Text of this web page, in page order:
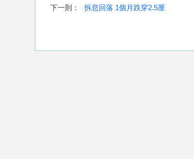
下一則： 拆息回落 1個月跌穿2.5厘